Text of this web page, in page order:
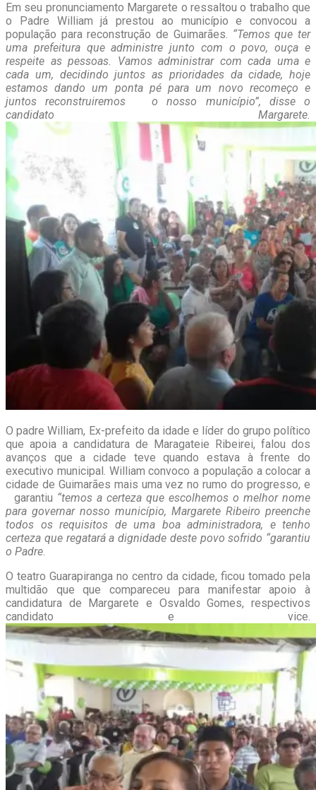
Em seu pronunciamento Margarete o ressaltou o trabalho que
o Padre William já prestou ao município e convocou a
população para reconstrução de Guimarães. “Temos que ter
uma prefeitura que administre junto com o povo, ouça e
respeite as pessoas. Vamos administrar com cada uma e
cada um, decidindo juntos as prioridades da cidade, hoje
estamos dando um ponta pé para um novo recomeço e
juntos reconstruiremos o nosso município”, disse o
candidato Margarete.
O padre William, Ex-prefeito da idade e líder do grupo político
que apoia a candidatura de Maragateie Ribeirei, falou dos
avanços que a cidade teve quando estava à frente do
executivo municipal. William convoco a população a colocar a
cidade de Guimarães mais uma vez no rumo do progresso, e
garantiu “temos a certeza que escolhemos o melhor nome
para governar nosso município, Margarete Ribeiro preenche
todos os requisitos de uma boa administradora, e tenho
certeza que regatará a dignidade deste povo sofrido “garantiu
o Padre.
O teatro Guarapiranga no centro da cidade, ficou tomado pela
multidão que que compareceu para manifestar apoio à
candidatura de Margarete e Osvaldo Gomes, respectivos
candidato e vice.